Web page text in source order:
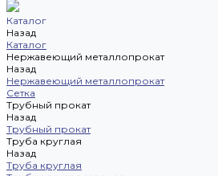
Каталог
Назад
Каталог
Нержавеющий металлопрокат
Назад
Нержавеющий металлопрокат
Сетка
Трубный прокат
Назад
Трубный прокат
Труба круглая
Назад
Труба круглая